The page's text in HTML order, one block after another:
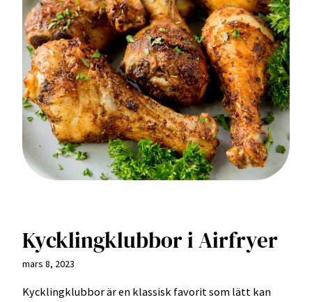
Kycklingklubbor i Airfryer
mars 8, 2023
Kycklingklubbor är en klassisk favorit som lätt kan